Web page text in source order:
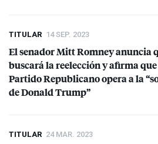
TITULAR 14 SEP. 2023
El senador Mitt Romney anuncia
buscará la reelección y afirma
Partido Republicano opera a la
de Donald Trump”
TITULAR 24 MAR. 2023